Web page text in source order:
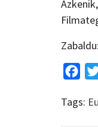
Zabaldu:
Tags: